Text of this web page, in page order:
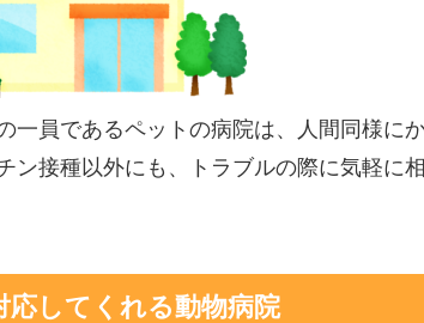
一員であるペットの病院は、人間同様に
ン接種以外にも、トラブルの際に気軽に
応してくれる動物病院